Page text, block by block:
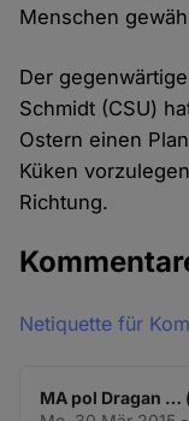
Menschen
Der
Schmidt (CSU)
Ostern einen
Küken
Richtung.
Netiquette für
MA pol Dragan